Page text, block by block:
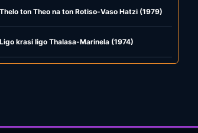
Thelo ton Theo na ton Rotiso-Vaso Hatzi (1979)
Ligo krasi ligo Thalasa-Marinela (1974)